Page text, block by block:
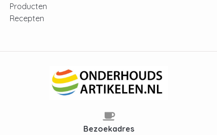
Producten
Recepten
Bezoekadres